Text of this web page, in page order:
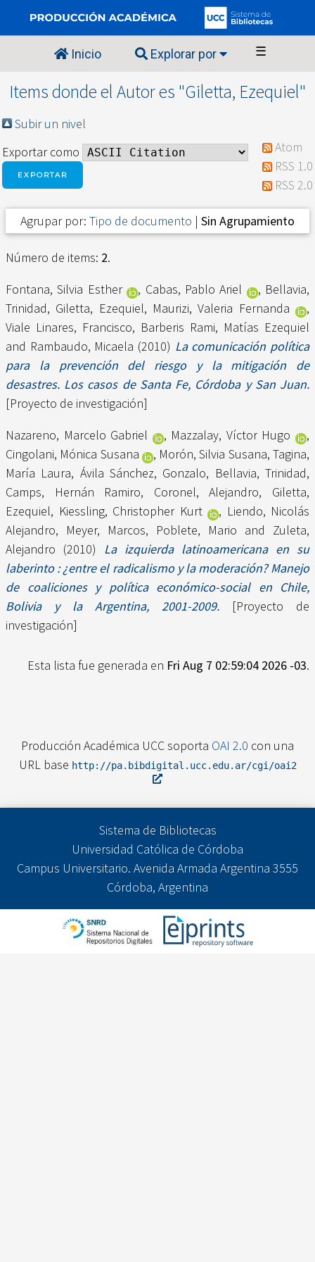
Inicio Explorar por ☰
Items donde el Autor es "Giletta, Ezequiel"
Subir un nivel
Exportar como
Atom
RSS 1.0
RSS 2.0
Agrupar por: Tipo de documento | Sin Agrupamiento
Número de items: 2.
Fontana, Silvia Esther
, Cabas, Pablo Ariel , Bellavia,
Trinidad, Giletta, Ezequiel, Maurizi, Valeria Fernanda
,
Viale Linares, Francisco, Barberis Rami, Matías Ezequiel
and Rambaudo, Micaela (2010) La comunicación política
para la prevención del riesgo y la mitigación de
desastres. Los casos de Santa Fe, Córdoba y San Juan.
[Proyecto de investigación]
Nazareno, Marcelo Gabriel
, Mazzalay, Víctor Hugo
,
Cingolani, Mónica Susana
, Morón, Silvia Susana,Tagina,
María Laura, Ávila Sánchez, Gonzalo, Bellavia, Trinidad,
Camps, Hernán Ramiro, Coronel, Alejandro, Giletta,
Ezequiel, Kiessling, Christopher Kurt , Liendo, Nicolás
Alejandro, Meyer, Marcos, Poblete, Mario and Zuleta,
Alejandro (2010) La izquierda latinoamericana en su
laberinto : ¿entre el radicalismo y la moderación? Manejo
de coaliciones y política económico-social en Chile,
Bolivia y la Argentina, 2001-2009. [Proyecto de
investigación]
Esta lista fue generada en Fri Aug 7 02:59:04 2026 -03.
Producción Académica UCC soporta OAI 2.0 con una
URL base http://pa.bibdigital.ucc.edu.ar/cgi/oai2
Sistema de Bibliotecas
Universidad Católica de Córdoba
Campus Universitario. Avenida Armada Argentina 3555
Córdoba, Argentina